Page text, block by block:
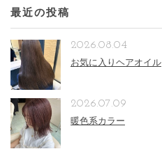
最近の投稿
お気に入りヘアオイル
2026.08.04
暖色系カラー
2026.07.09